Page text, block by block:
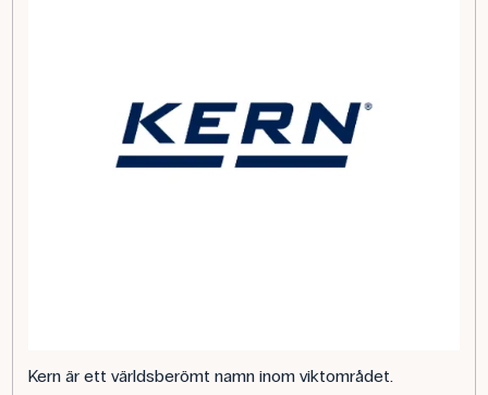
Kern är ett världsberömt namn inom viktområdet.